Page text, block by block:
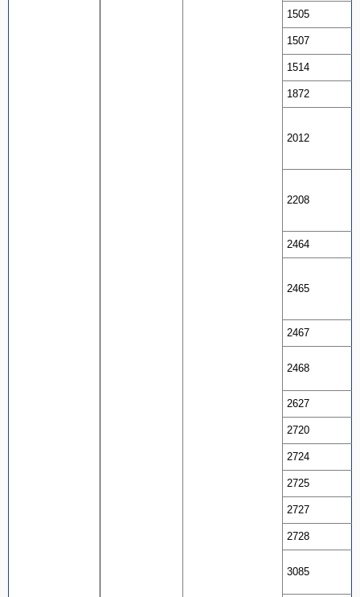
1505
1507
1514
1872
2012
2208
2464
2465
2467
2468
2627
2720
2724
2725
2727
2728
3085